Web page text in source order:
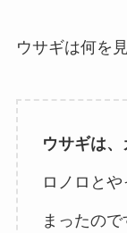
ウサギは何を
ウサギは
ロノロと
まったので